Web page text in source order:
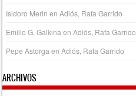
Isidoro Merin enAdiós, Rafa Garrido
Emilio G. Galkina enAdiós, Rafa Garrido
Pepe Astorga enAdiós, Rafa Garrido
ARCHIVOS